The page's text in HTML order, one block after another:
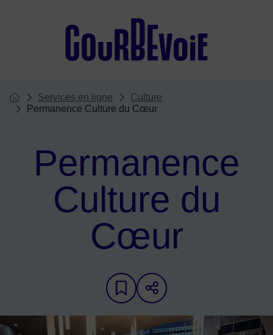
Vous êtes ici :
Page d'accueil du site
Services en ligne
Culture
Permanence Culture du Cœur
Permanence
Culture du
Cœur
Ajouter aux favoris
Partager sur les